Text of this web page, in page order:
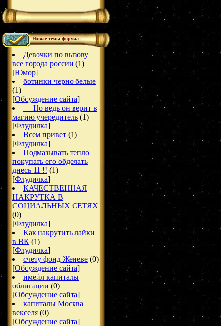
Новые темы форума
Девочки по вызову
все города россии (1)
[Юмор]
ботинки черно белые
(1)
[Обсуждение сайта]
— Но ведь он верит в
магию учередитель (1)
[Флудилка]
Всем привет (1)
[Флудилка]
Подмазывать тепло
покупать его обделать
днесь 11 !! (1)
[Флудилка]
КАЧЕСТВЕННАЯ
НАКРУТКА В
СОЦИАЛЬНЫХ СЕТЯХ
(0)
[Флудилка]
Как накрутить лайки
в ВК (1)
[Флудилка]
счету фонд Женеве (0)
[Обсуждение сайта]
имейл капиталы
облигации (0)
[Обсуждение сайта]
капиталы Москва
векселя (0)
[Обсуждение сайта]